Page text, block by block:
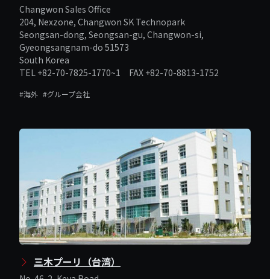
Changwon Sales Office
204, Nexzone, Changwon SK Technopark
Seongsan-dong, Seongsan-gu, Changwon-si,
Gyeongsangnam-do 51573
South Korea
TEL +82-70-7825-1770~1 FAX +82-70-8813-1752
#海外 #グループ会社
三木プーリ（台湾）